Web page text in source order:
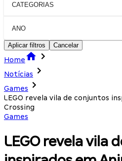
CATEGORIAS
ANO
Aplicar filtros Cancelar
Home
Notícias
Games
LEGO revela vila de conjuntos
Crossing
Games
LEGO revela vila